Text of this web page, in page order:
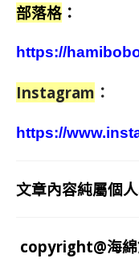
部落格 ：
https://
Instagram ：
https://
文章內容純屬個
copyright@海綿